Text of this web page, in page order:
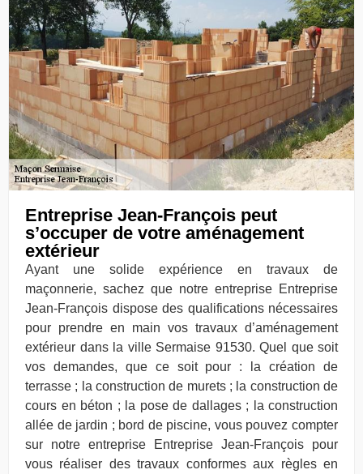
Entreprise Jean-François peut
s’occuper de votre aménagement
extérieur
Ayant une solide expérience en travaux de
maçonnerie, sachez que notre entreprise Entreprise
Jean-François dispose des qualifications nécessaires
pour prendre en main vos travaux d’aménagement
extérieur dans la ville Sermaise 91530. Quel que soit
vos demandes, que ce soit pour : la création de
terrasse ; la construction de murets ; la construction de
cours en béton ; la pose de dallages ; la construction
allée de jardin ; bord de piscine, vous pouvez compter
sur notre entreprise Entreprise Jean-François pour
vous réaliser des travaux conformes aux règles en